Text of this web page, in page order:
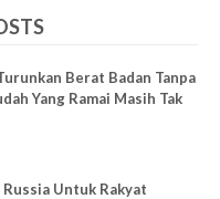
Berat Badan Tanpa
Yang Ramai Masih Tak
Untuk Rakyat